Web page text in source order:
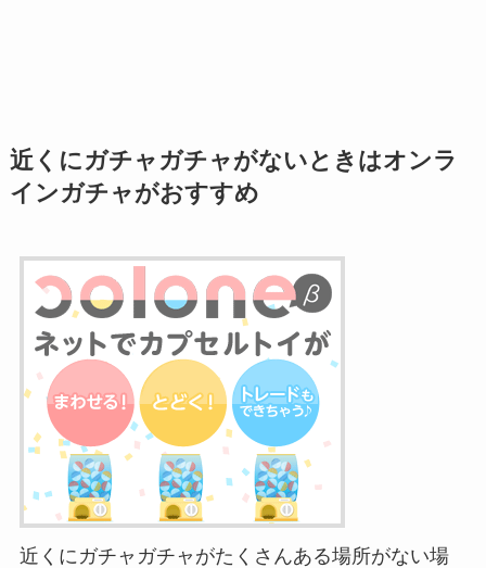
近くにガチャガチャがないときはオンラ
インガチャがおすすめ
近くにガチャガチャがたくさんある場所がない場